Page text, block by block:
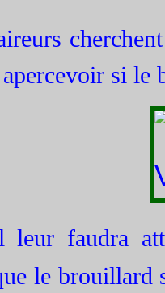
si le
faudra
le brouillard